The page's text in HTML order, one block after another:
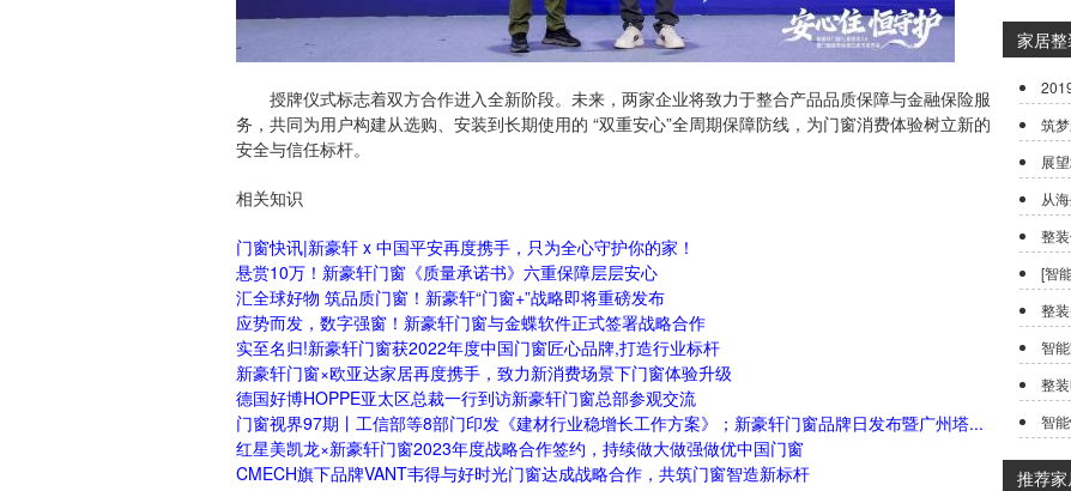
授牌仪式标志着双方合作进入全新阶段。未来，两家企业将致力于整合产品品质保障与金融保险服
务，共同为用户构建从选购、安装到长期使用的 “双重安心”全周期保障防线，为门窗消费体验树立新的
安全与信任标杆。
相关知识
门窗快讯|新豪轩 x 中国平安再度携手，只为全心守护你的家！
悬赏10万！新豪轩门窗《质量承诺书》六重保障层层安心
汇全球好物 筑品质门窗！新豪轩“门窗+”战略即将重磅发布
应势而发，数字强窗！新豪轩门窗与金蝶软件正式签署战略合作
实至名归!新豪轩门窗获2022年度中国门窗匠心品牌,打造行业标杆
新豪轩门窗×欧亚达家居再度携手，致力新消费场景下门窗体验升级
德国好博HOPPE亚太区总裁一行到访新豪轩门窗总部参观交流
门窗视界97期丨工信部等8部门印发《建材行业稳增长工作方案》；新豪轩门窗品牌日发布暨广州塔...
红星美凯龙×新豪轩门窗2023年度战略合作签约，持续做大做强做优中国门窗
CMECH旗下品牌VANT韦得与好时光门窗达成战略合作，共筑门窗智造新标杆
家居
筑
展
从
整
[智
整
智
整
智
推荐